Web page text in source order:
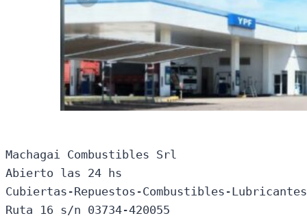
Machagai Combustibles Srl
Abierto las 24 hs
Cubiertas-Repuestos-Combustibles-
Ruta 16 s/n 03734-420055